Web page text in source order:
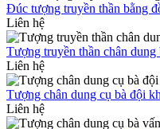
Đúc tượng truyền thần bằng
Liên hệ
Tượng truyền thần chân
Liên hệ
Tượng chân dung cụ bà đội
Liên hệ